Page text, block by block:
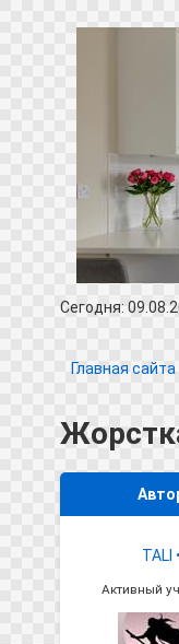
Сегодня:
Главная сайта
TALI •
Активный